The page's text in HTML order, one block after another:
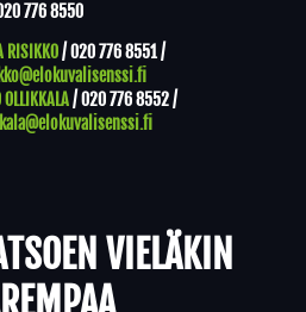
776 8550
RISIKKO/020 776 8551/
OLLIKKALA/020 776 8552/
VIELÄKIN